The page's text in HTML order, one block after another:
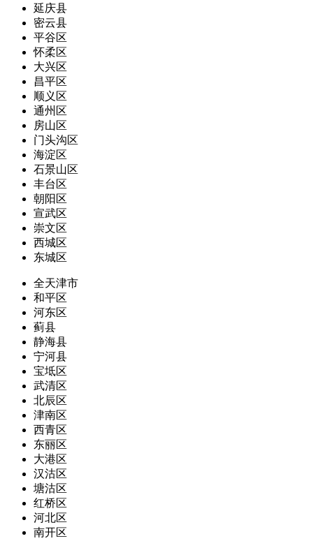
延庆县
密云县
平谷区
怀柔区
大兴区
昌平区
顺义区
通州区
房山区
门头沟区
海淀区
石景山区
丰台区
朝阳区
宣武区
崇文区
西城区
东城区
全天津市
和平区
河东区
蓟县
静海县
宁河县
宝坻区
武清区
北辰区
津南区
西青区
东丽区
大港区
汉沽区
塘沽区
红桥区
河北区
南开区